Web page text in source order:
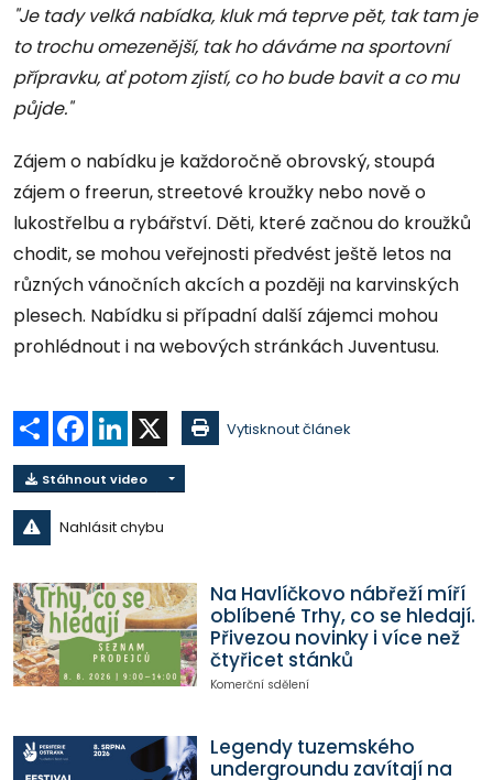
"Je tady velká nabídka, kluk má teprve pět, tak tam je
to trochu omezenější, tak ho dáváme na sportovní
přípravku, ať potom zjistí, co ho bude bavit a co mu
půjde."
Zájem o nabídku je každoročně obrovský, stoupá
zájem o freerun, streetové kroužky nebo nově o
lukostřelbu a rybářství. Děti, které začnou do kroužků
chodit, se mohou veřejnosti předvést ještě letos na
různých vánočních akcích a později na karvinských
plesech. Nabídku si případní další zájemci mohou
prohlédnout i na webových stránkách Juventusu.
Sdílet Facebook
LinkedIn Vytisknout článek
Stáhnout video
Nahlásit chybu
Na Havlíčkovo nábřeží míří
oblíbené Trhy, co se hledají.
Přivezou novinky i více než
čtyřicet stánků
Komerční sdělení
Legendy tuzemského
undergroundu zavítají na